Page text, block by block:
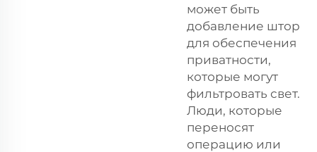
может быть
добавление штор
для обеспечения
приватности,
которые могут
фильтровать свет.
Люди, которые
переносят
операцию или